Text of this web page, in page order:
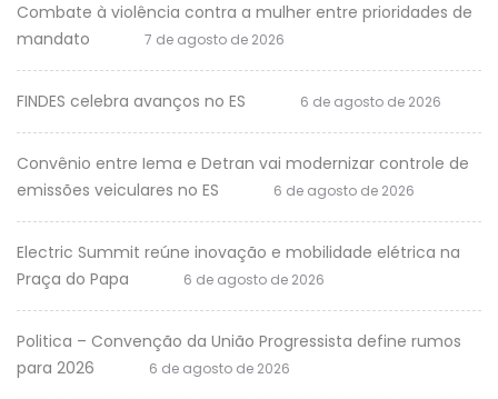
Combate à violência contra a mulher entre prioridades de
mandato
7 de agosto de 2026
FINDES celebra avanços no ES 6 de agosto de 2026
Convênio entre Iema e Detran vai modernizar controle de
emissões veiculares no ES
6 de agosto de 2026
Electric Summit reúne inovação e mobilidade elétrica na
Praça do Papa
6 de agosto de 2026
Politica – Convenção da União Progressista define rumos
para 2026
6 de agosto de 2026